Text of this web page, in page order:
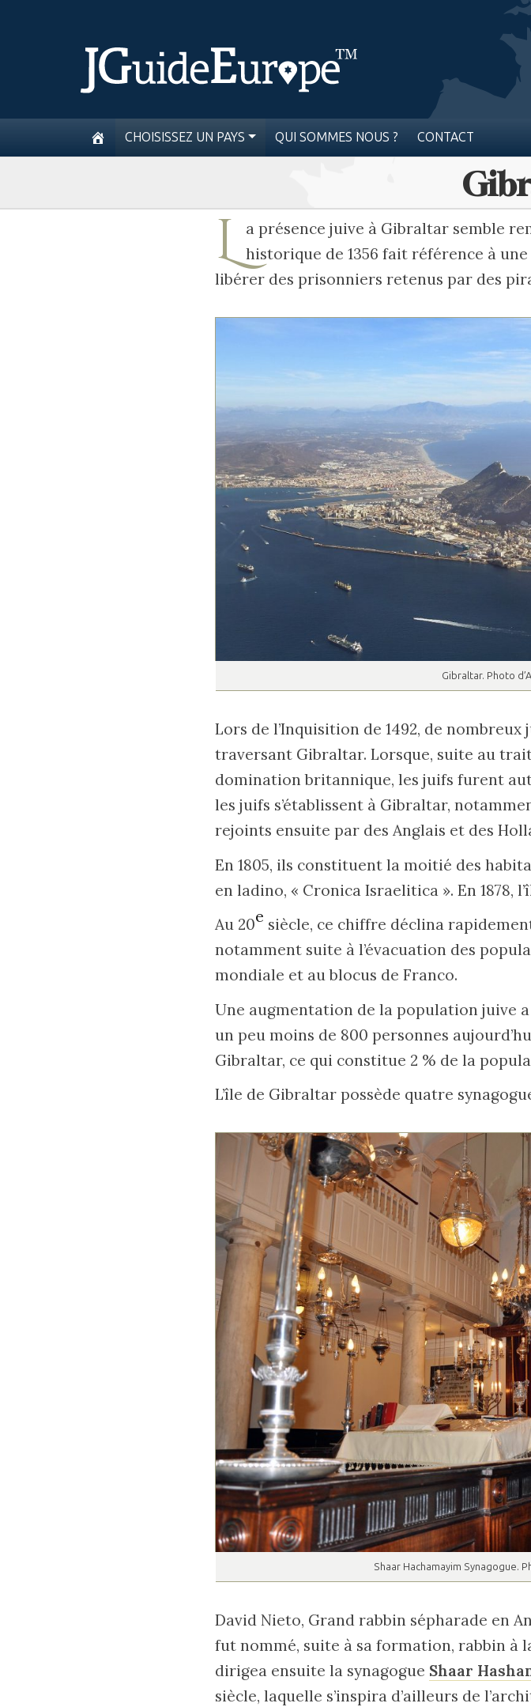
CHOISISSEZ UN PAYS QUI SOMMES NOUS ? CONTACT
L a présence juive à Gibraltar semble
historique de 1356 fait référence à
libérer des prisonniers retenus par des
Gibraltar. Photo
Lors de l’Inquisition de 1492, de
traversant Gibraltar. Lorsque, suite au
domination britannique, les juifs furent
les juifs s’établissent à Gibraltar,
rejoints ensuite par des Anglais et des
En 1805, ils constituent la moitié des
en ladino, « Cronica Israelitica ». En 1878,
Au 20e siècle, ce chiffre déclina
notamment suite à l’évacuation des
mondiale et au blocus de Franco.
Une augmentation de la population juive
un peu moins de 800 personnes
Gibraltar, ce qui constitue 2 % de la
L’île de Gibraltar possède quatre
Shaar Hachamayim Synagogue.
David Nieto, Grand rabbin sépharade en
fut nommé, suite à sa formation, rabbin à
dirigea ensuite la synagogue Shaar
siècle, laquelle s’inspira d’ailleurs de